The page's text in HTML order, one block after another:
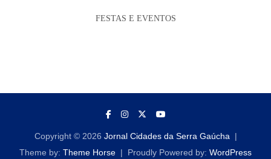
FESTAS E EVENTOS
Copyright © 2026 Jornal Cidades da Serra Gaúcha
Theme by: Theme Horse Proudly Powered by: WordPress